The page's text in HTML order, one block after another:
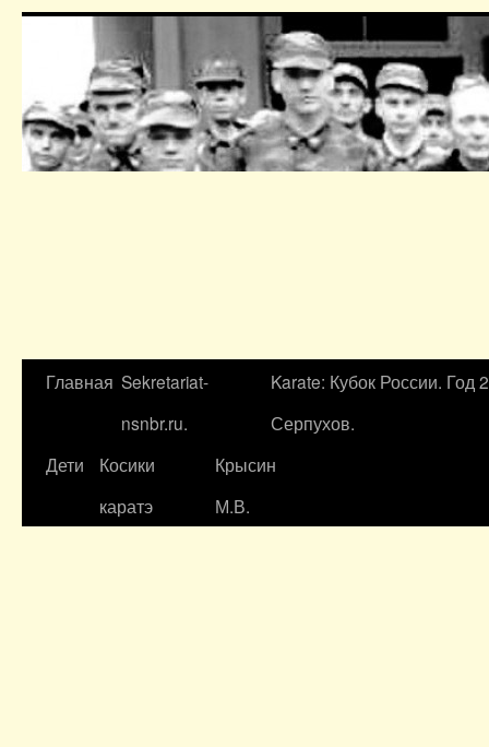
Главная Sekretariat-
nsnbr.ru.
Karate: Кубок России. Год
Серпухов.
Дети
Косики
каратэ
Крысин
М.В.